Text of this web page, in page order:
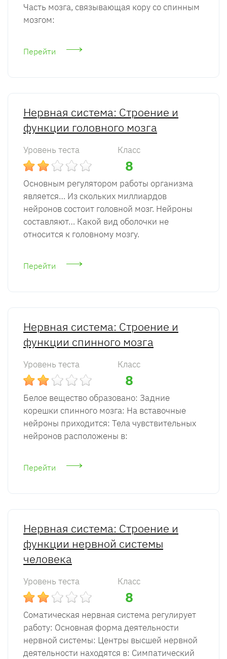
Часть мозга, связывающая кору со спинным
мозгом:
Перейти
Нервная система: Строение и
функции головного мозга
Уровень теста Класс
8
Основным регулятором работы организма
является… Из скольких миллиардов
нейронов состоит головной мозг. Нейроны
составляют… Какой вид оболочки не
относится к головному мозгу.
Перейти
Нервная система: Строение и
функции спинного мозга
Уровень теста Класс
8
Белое вещество образовано: Задние
корешки спинного мозга: На вставочные
нейроны приходится: Тела чувствительных
нейронов расположены в:
Перейти
Нервная система: Строение и
функции нервной системы
человека
Уровень теста Класс
8
Соматическая нервная система регулирует
работу: Основная форма деятельности
нервной системы: Центры высшей нервной
деятельности находятся в: Симпатический